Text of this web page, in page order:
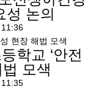
성 논의
학교 ‘안전
모색